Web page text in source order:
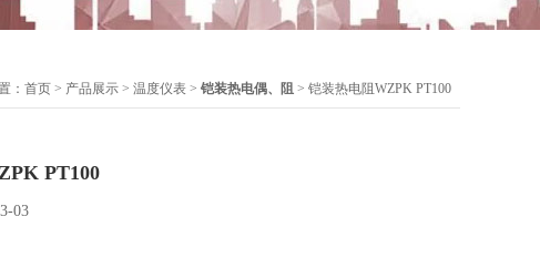
： 首页 > 产品展示 > 温度仪表 > 铠装热电偶、阻 > 铠装热电阻WZPK PT100
PT100
03